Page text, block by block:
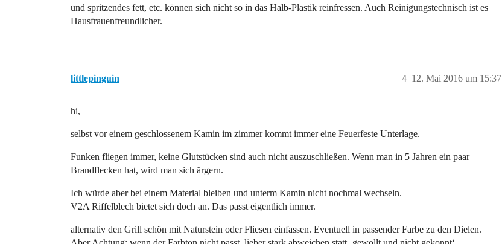
und spritzendes fett, etc. können sich nicht so in das Halb-Plastik reinfressen. Auch Reinigungstechnisch ist es
Hausfrauenfreundlicher.
littlepinguin 12. Mai 2016 um 15:37
4
hi,
selbst vor einem geschlossenem Kamin im zimmer kommt immer eine Feuerfeste Unterlage.
Funken fliegen immer, keine Glutstücken sind auch nicht auszuschließen. Wenn man in 5 Jahren ein paar
Brandflecken hat, wird man sich ärgern.
Ich würde aber bei einem Material bleiben und unterm Kamin nicht nochmal wechseln.
V2A Riffelblech bietet sich doch an. Das passt eigentlich immer.
alternativ den Grill schön mit Naturstein oder Fliesen einfassen. Eventuell in passender Farbe zu den Dielen.